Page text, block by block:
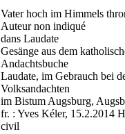
Vater hoch im Himmels
Auteur non indiqué
dans Laudate
Gesänge aus dem
Andachtsbuche
Laudate, im Gebrauch bei
Volksandachten
im Bistum Augsburg,
fr. : Yves Kéler, 15.2.2014
civil